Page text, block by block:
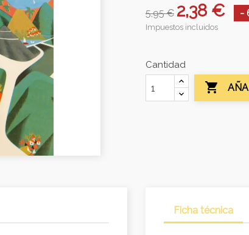
5,95 € 2,38 € -
Impuestos incluidos
Cantidad

Ficha técnica